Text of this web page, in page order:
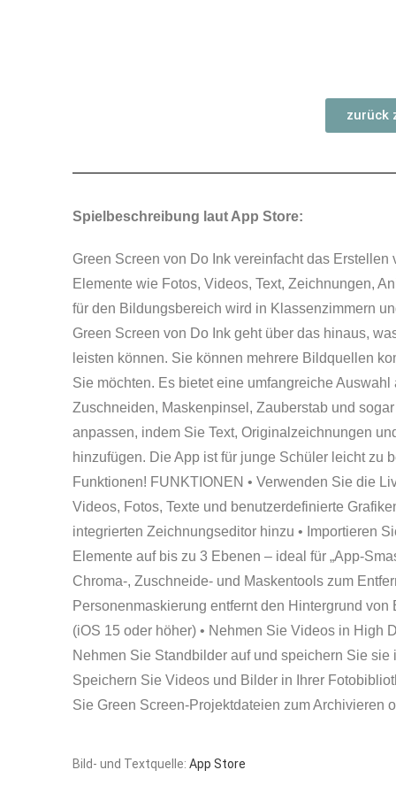
zurück
Spielbeschreibung laut App Store:
Green Screen von Do Ink vereinfacht das
Elemente wie Fotos, Videos, Text, Zeichnungen,
für den Bildungsbereich wird in Klassenzimmern
Green Screen von Do Ink geht über das hinaus,
leisten können. Sie können mehrere Bildquellen
Sie möchten. Es bietet eine umfangreiche
Zuschneiden, Maskenpinsel, Zauberstab und
anpassen, indem Sie Text, Originalzeichnungen
hinzufügen. Die App ist für junge Schüler leicht zu
Funktionen! FUNKTIONEN • Verwenden Sie die
Videos, Fotos, Texte und benutzerdefinierte
integrierten Zeichnungseditor hinzu • Importieren
Elemente auf bis zu 3 Ebenen – ideal für „App-
Chroma-, Zuschneide- und Maskentools zum
Personenmaskierung entfernt den Hintergrund
(iOS 15 oder höher) • Nehmen Sie Videos in High
Nehmen Sie Standbilder auf und speichern Sie
Speichern Sie Videos und Bilder in Ihrer
Sie Green Screen-Projektdateien zum Archivieren
Bild- und Textquelle: App Store